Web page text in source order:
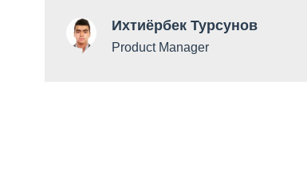
Ихтиёрбек Турсунов
Product Manager